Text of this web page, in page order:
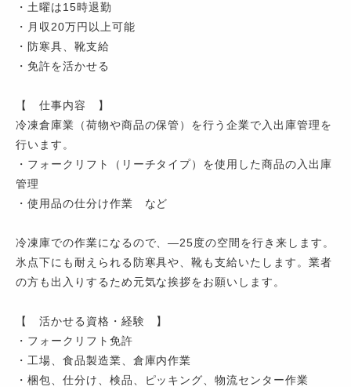
・土曜は15時退勤
・月収20万円以上可能
・防寒具、靴支給
・免許を活かせる
【 仕事内容 】
冷凍倉庫業（荷物や商品の保管）を行う企業で入出庫管理を
行います。
・フォークリフト（リーチタイプ）を使用した商品の入出庫
管理
・使用品の仕分け作業 など
冷凍庫での作業になるので、―25度の空間を行き来します。
氷点下にも耐えられる防寒具や、靴も支給いたします。業者
の方も出入りするため元気な挨拶をお願いします。
【 活かせる資格・経験 】
・フォークリフト免許
・工場、食品製造業、倉庫内作業
・梱包、仕分け、検品、ピッキング、物流センター作業